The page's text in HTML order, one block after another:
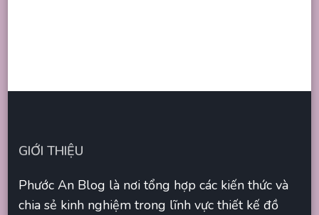
GIỚI THIỆU
Phước An Blog là nơi tổng hợp các kiến thức và
chia sẻ kinh nghiệm trong lĩnh vực thiết kế đồ